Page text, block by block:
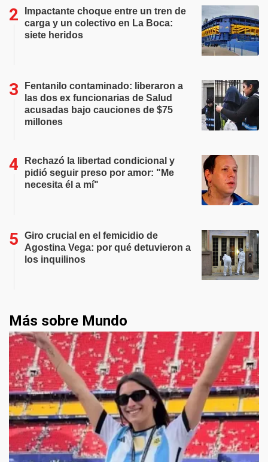
Impactante choque entre un tren de
carga y un colectivo en La Boca:
siete heridos
Fentanilo contaminado: liberaron a
las dos ex funcionarias de Salud
acusadas bajo cauciones de $75
millones
Rechazó la libertad condicional y
pidió seguir preso por amor: "Me
necesita él a mí"
Giro crucial en el femicidio de
Agostina Vega: por qué detuvieron a
los inquilinos
Más sobre Mundo